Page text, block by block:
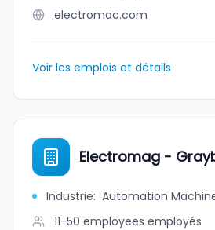
electromac.com
Voir les emplois et détails
Electromag -
Industrie: Automation
11-50 employees employés